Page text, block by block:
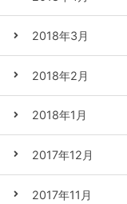
2018年3月
2018年2月
2018年1月
2017年12月
2017年11月